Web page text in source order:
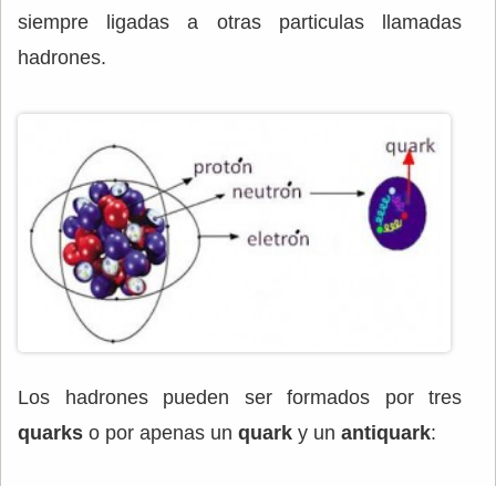
siempre ligadas a otras particulas llamadas
hadrones.
Los hadrones pueden ser formados por tres
quarks o por apenas un quark y un antiquark: